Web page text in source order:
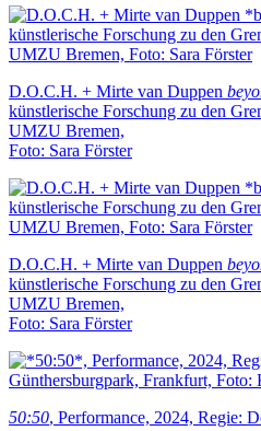
D.O.C.H. + Mirte van Duppen
künstlerische Forschung zu den
UMZU Bremen,
Foto: Sara Förster
D.O.C.H. + Mirte van Duppen
künstlerische Forschung zu den
UMZU Bremen,
Foto: Sara Förster
50:50, Performance, 2024, Regie: